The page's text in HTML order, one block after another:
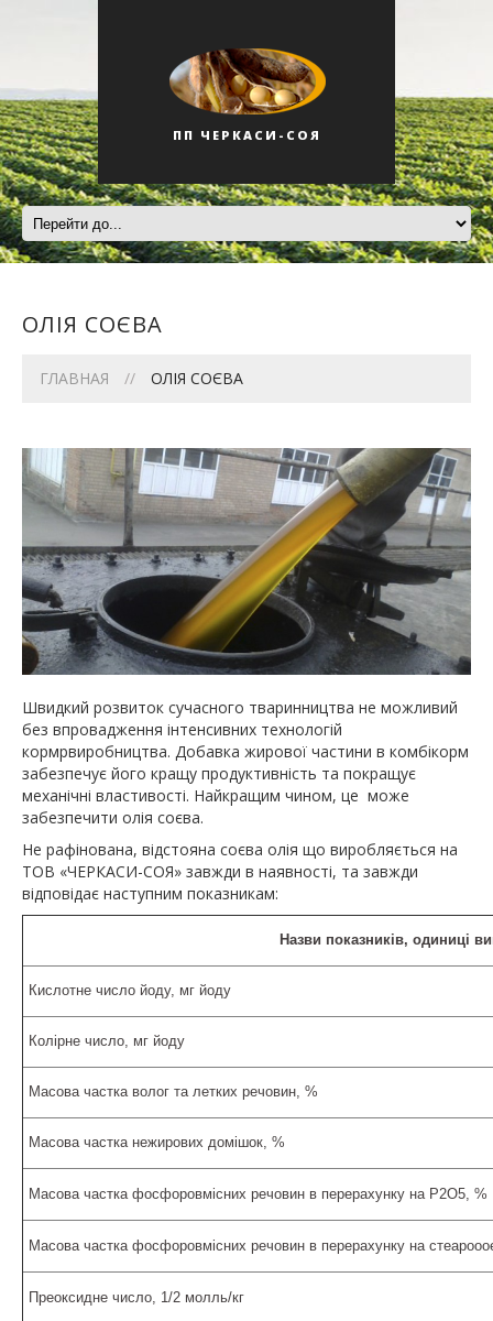
ПП ЧЕРКАСИ-СОЯ
ОЛІЯ СОЄВА
ГЛАВНАЯ ОЛІЯ СОЄВА
Швидкий розвиток сучасного тваринництва не можливий
без впровадження інтенсивних технологій
кормрвиробництва. Добавка жирової частини в комбікорм
забезпечує його кращу продуктивність та покращує
механічні властивості. Найкращим чином, це може
забезпечити олія соєва.
Не рафінована, відстояна соєва олія що виробляється на
ТОВ «ЧЕРКАСИ-СОЯ» завжди в наявності, та завжди
відповідає наступним показникам:
Назви показників, одиниці
Кислотне число йоду, мг йоду
Колірне число, мг йоду
Масова частка волог та летких речовин, %
Масова частка нежирових домішок, %
Масова частка фосфоровмісних речовин в перерахунку на Р2О5, %
Масова частка фосфоровмісних речовин в перерахунку на
Преоксидне число, 1/2 молль/кг